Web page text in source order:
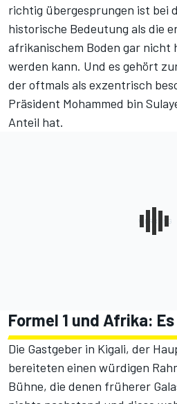
richtig übergesprungen ist bei
historische Bedeutung als die
afrikanischem Boden gar nicht
werden kann. Und es gehört
der oftmals als exzentrisch
Präsident Mohammed bin
Anteil hat.
Formel 1 und Afrika:
Die Gastgeber in Kigali, der
bereiteten einen würdigen
Bühne, die denen früherer